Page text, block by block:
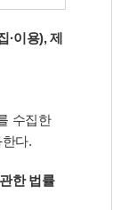
·이용), 제
수집한
다.
한 법률